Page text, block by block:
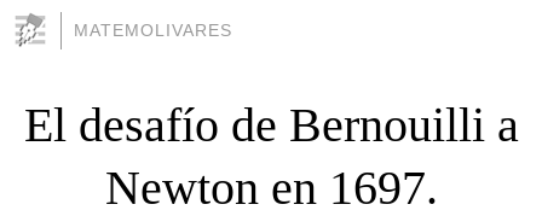
MATEMOLIVARES
El desafío de Bernouilli a
Newton en 1697.